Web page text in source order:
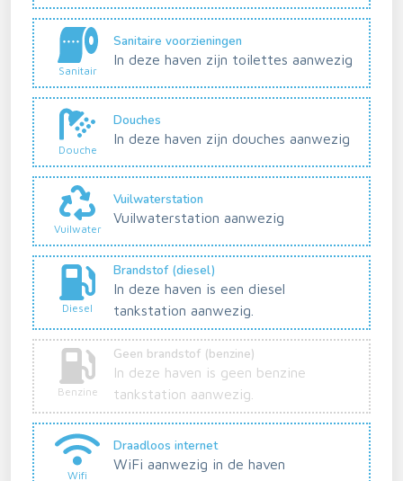
Sanitair
Sanitaire voorzieningen
In deze haven zijn toilettes aanwezig
Douche
Douches
In deze haven zijn douches aanwezig
Vuilwater
Vuilwaterstation
Vuilwaterstation aanwezig
Diesel
Brandstof (diesel)
In deze haven is een diesel
tankstation aanwezig.
Benzine
Geen brandstof (benzine)
In deze haven is geen benzine
tankstation aanwezig.
Wifi
Draadloos internet
WiFi aanwezig in de haven